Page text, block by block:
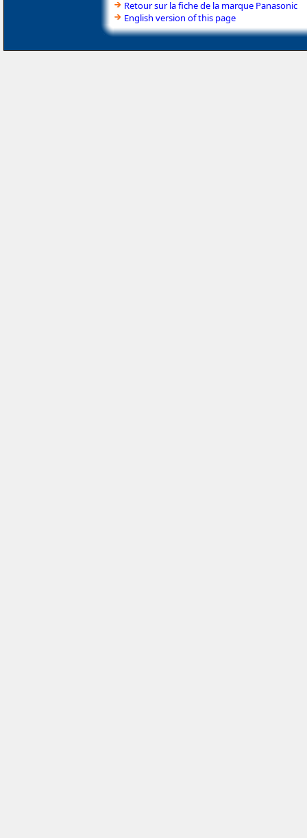
Retour sur la fiche de la marque Panasonic
English version of this page